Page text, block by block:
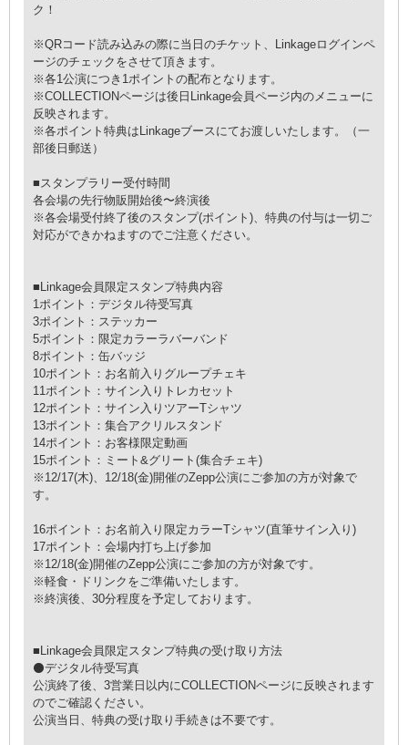
ク！
※QRコード読み込みの際に当日のチケット、Linkageログインペ
ージのチェックをさせて頂きます。
※各1公演につき1ポイントの配布となります。
※COLLECTIONページは後日Linkage会員ページ内のメニューに
反映されます。
※各ポイント特典はLinkageブースにてお渡しいたします。（一
部後日郵送）
■スタンプラリー受付時間
各会場の先行物販開始後〜終演後
※各会場受付終了後のスタンプ(ポイント)、特典の付与は一切ご
対応ができかねますのでご注意ください。
■Linkage会員限定スタンプ特典内容
1ポイント：デジタル待受写真
3ポイント：ステッカー
5ポイント：限定カラーラバーバンド
8ポイント：缶バッジ
10ポイント：お名前入りグループチェキ
11ポイント：サイン入りトレカセット
12ポイント：サイン入りツアーTシャツ
13ポイント：集合アクリルスタンド
14ポイント：お客様限定動画
15ポイント：ミート&グリート(集合チェキ)
※12/17(木)、12/18(金)開催のZepp公演にご参加の方が対象で
す。
16ポイント：お名前入り限定カラーTシャツ(直筆サイン入り)
17ポイント：会場内打ち上げ参加
※12/18(金)開催のZepp公演にご参加の方が対象です。
※軽食・ドリンクをご準備いたします。
※終演後、30分程度を予定しております。
■Linkage会員限定スタンプ特典の受け取り方法
⚫デジタル待受写真
公演終了後、3営業日以内にCOLLECTIONページに反映されます
のでご確認ください。
公演当日、特典の受け取り手続きは不要です。